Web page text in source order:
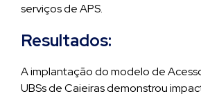
serviços de APS.
Resultados:
A implantação do modelo de
UBSs de Caieiras demonstrou